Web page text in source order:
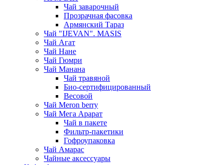
Чай заварочный
Прозрачная фасовка
Армянский Тараз
Чай "IJEVAN". MASIS
Чай Агат
Чай Нане
Чай Гюмри
Чай Манана
Чай травяной
Био-сертифицированный
Весовой
Чай Meron berry
Чай Мега Арарат
Чай в пакете
Фильтр-пакетики
Гофроупаковка
Чай Амарас
Чайные аксессуары